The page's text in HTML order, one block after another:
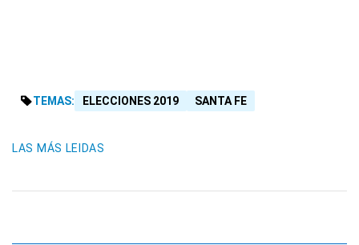
TEMAS: ELECCIONES 2019 SANTA FE
LAS MÁS LEIDAS